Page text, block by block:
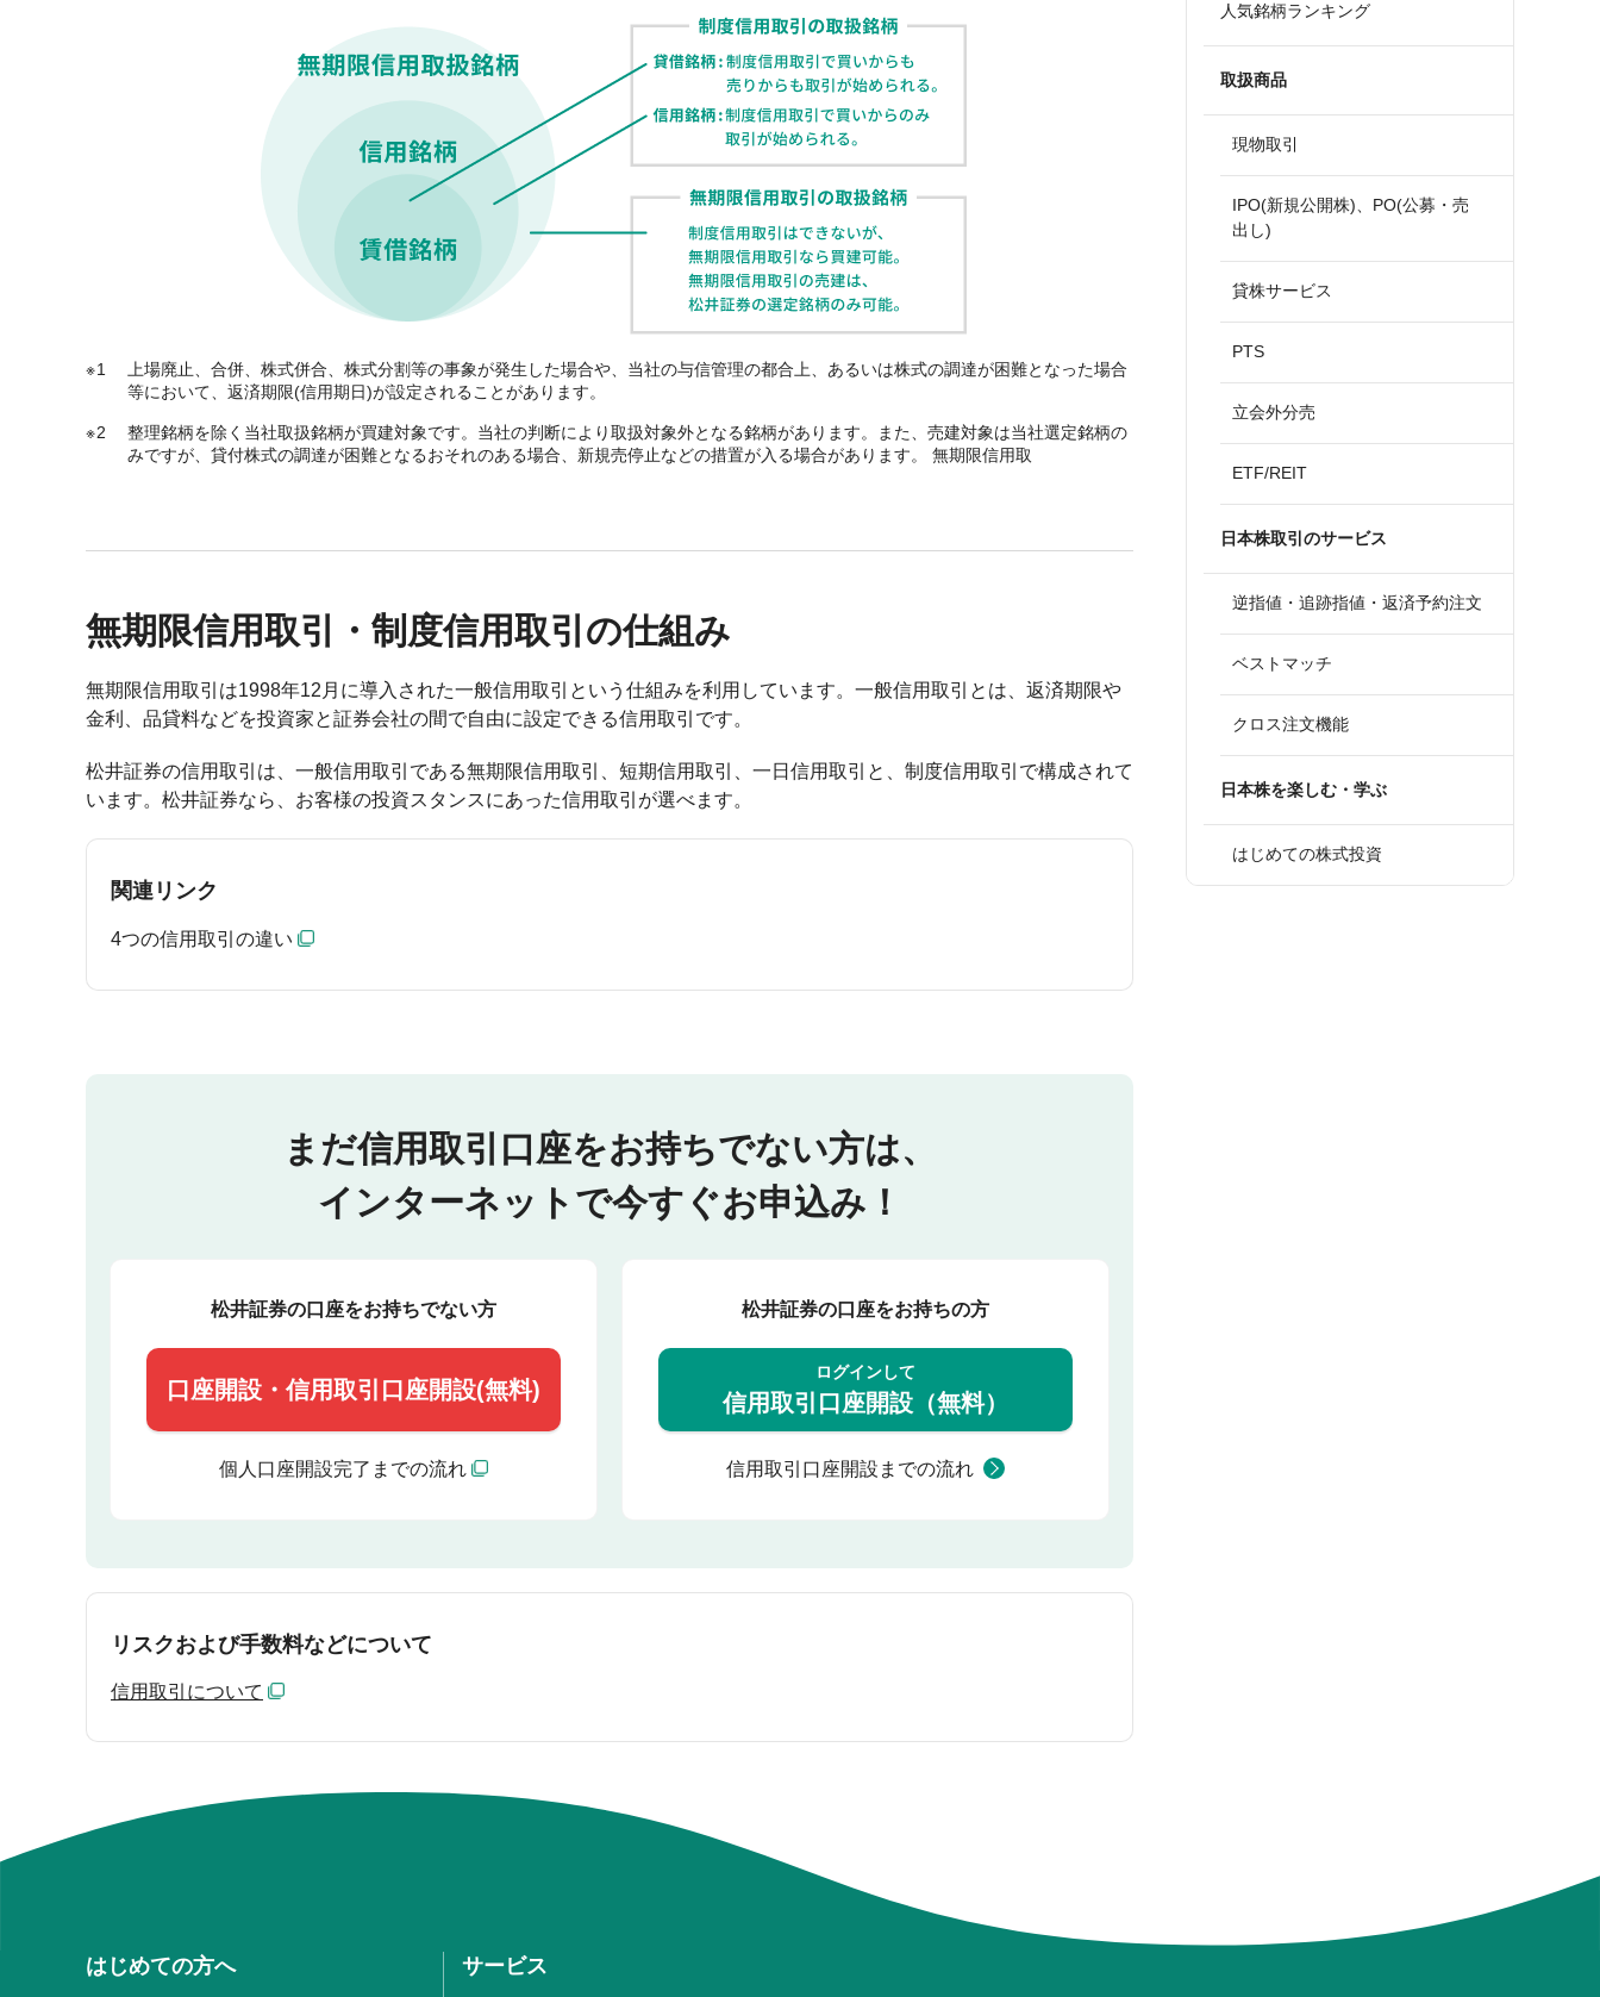
1
上場廃止、合併、株式併合、株式分割等の事象が発生した場合や、当社の与信管理の都合上、あるいは株式の調達が困難となった場合
等において、返済期限(信用期日)が設定されることがあります。
2
整理銘柄を除く当社取扱銘柄が買建対象です。当社の判断により取扱対象外となる銘柄があります。また、売建対象は当社選定銘柄の
みですが、貸付株式の調達が困難となるおそれのある場合、新規売停止などの措置が入る場合があります。 無期限信用取
無期限信用取引・制度信用取引の仕組み
無期限信用取引は1998年12月に導入された一般信用取引という仕組みを利用しています。一般信用取引とは、返済期限や
金利、品貸料などを投資家と証券会社の間で自由に設定できる信用取引です。
松井証券の信用取引は、一般信用取引である無期限信用取引、短期信用取引、一日信用取引と、制度信用取引で構成されて
います。松井証券なら、お客様の投資スタンスにあった信用取引が選べます。
関連リンク
4つの信用取引の違い
まだ信用取引口座をお持ちでない方は、
インターネットで今すぐお申込み！
松井証券の口座をお持ちでない方
口座開設・ 信用取引口座開設(無料)
個人口座開設完了までの流れ
松井証券の口座をお持ちの方
ログインして
信用取引口座開設（無料）
信用取引口座開設までの流れ
リスクおよび手数料などについて
信用取引について
人気銘柄ランキング
取扱商品
現物取引
IPO(新規公開株)、PO(公募・売
出し)
貸株サービス
PTS
立会外分売
ETF/REIT
日本株取引のサービス
逆指値・追跡指値・返済予約注文
ベストマッチ
クロス注文機能
日本株を楽しむ・学ぶ
はじめての株式投資
はじめての方へ サービス